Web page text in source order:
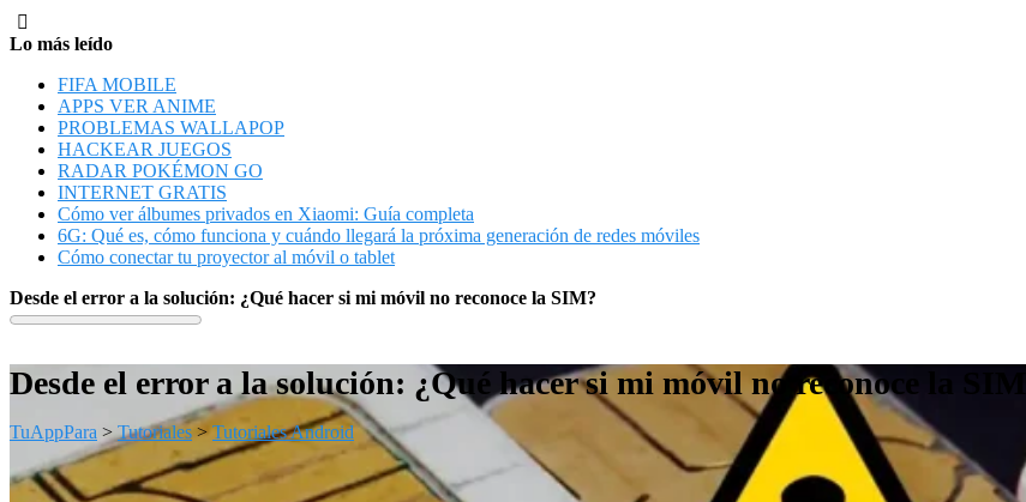
Lo más leído
FIFA MOBILE
APPS VER ANIME
PROBLEMAS WALLAPOP
HACKEAR JUEGOS
RADAR POKÉMON GO
INTERNET GRATIS
Cómo ver álbumes privados en Xiaomi: Guía completa
6G: Qué es, cómo funciona y cuándo llegará la próxima generación de redes móviles
Cómo conectar tu proyector al móvil o tablet
Desde el error a la solución: ¿Qué hacer si mi móvil no reconoce la SIM?
Desde el error a la solución: ¿Qué hacer si mi móvil no reconoce la SIM?
TuAppPara > Tutoriales>Tutoriales Android